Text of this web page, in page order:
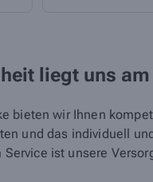
liegt uns
bieten wir Ihnen
und das individuell
ist unsere